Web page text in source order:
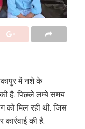
में नशे के
की है. पिछले लम्बे समय
को मिल रही थी. जिस
की है.